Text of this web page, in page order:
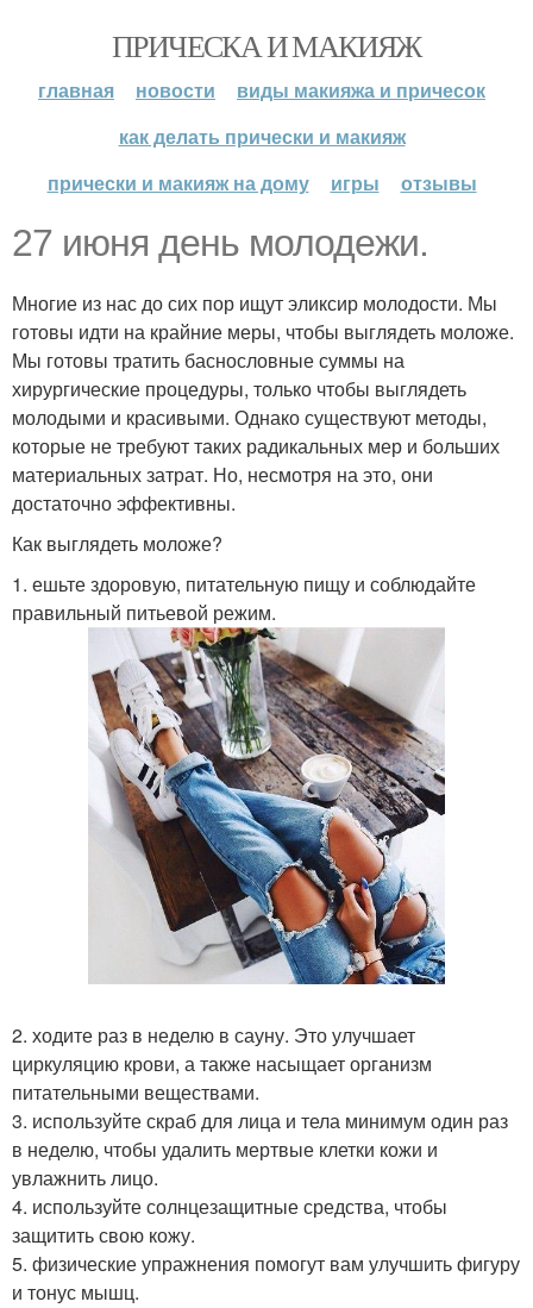
ПРИЧЕСКА И МАКИЯЖ
главная новости
виды макияжа и причесок
как делать прически и макияж
прически и макияж на дому
игры отзывы
27 июня день молодежи.
Многие из нас до сих пор ищут эликсир молодости. Мы
готовы идти на крайние меры, чтобы выглядеть моложе.
Мы готовы тратить баснословные суммы на
хирургические процедуры, только чтобы выглядеть
молодыми и красивыми. Однако существуют методы,
которые не требуют таких радикальных мер и больших
материальных затрат. Но, несмотря на это, они
достаточно эффективны.
Как выглядеть моложе?
1. ешьте здоровую, питательную пищу и соблюдайте
правильный питьевой режим.
2. ходите раз в неделю в сауну. Это улучшает
циркуляцию крови, а также насыщает организм
питательными веществами.
3. используйте скраб для лица и тела минимум один раз
в неделю, чтобы удалить мертвые клетки кожи и
увлажнить лицо.
4. используйте солнцезащитные средства, чтобы
защитить свою кожу.
5. физические упражнения помогут вам улучшить фигуру
и тонус мышц.